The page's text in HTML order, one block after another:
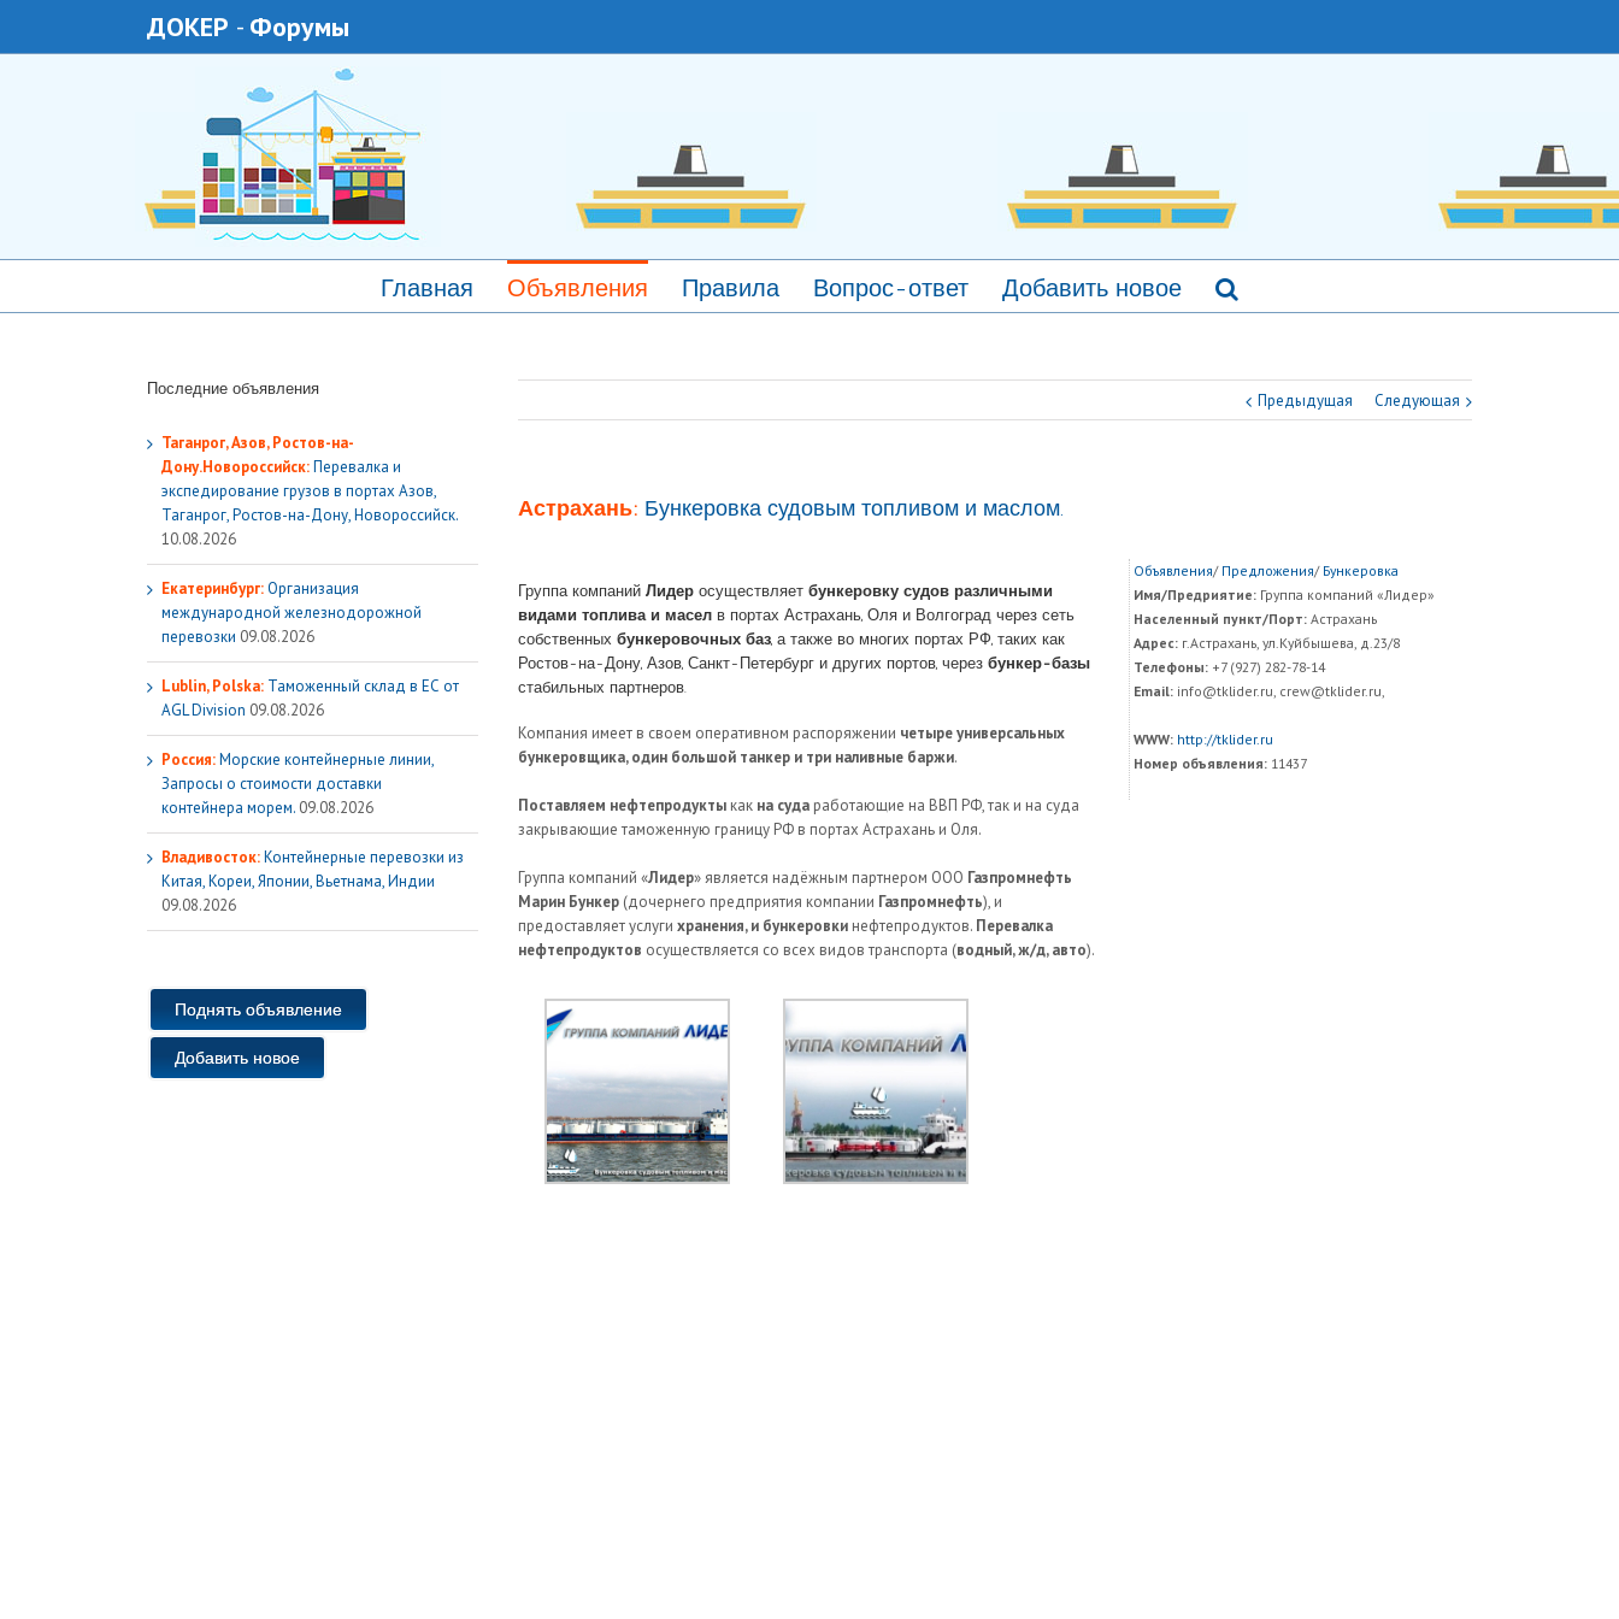
ДОКЕР - Форумы
Главная Объявления Правила Вопрос-ответ Добавить новое
Предыдущая Следующая
Астрахань: Бункеровка судовым топливом и маслом.
Группа компаний Лидер осуществляет бункеровку судов различными
видами топлива и масел в портах Астрахань, Оля и Волгоград через сеть
собственных бункеровочных баз, а также во многих портах РФ, таких как
Ростов-на-Дону, Азов, Санкт-Петербург и других портов, через бункер-базы
стабильных партнеров.
Компания имеет в своем оперативном распоряжении четыре универсальных
бункеровщика, один большой танкер и три наливные баржи.
Поставляем нефтепродукты как на суда работающие на ВВП РФ, так и на суда
закрывающие таможенную границу РФ в портах Астрахань и Оля.
Группа компаний «Лидер» является надёжным партнером ООО Газпромнефть
Марин Бункер (дочернего предприятия компании Газпромнефть), и
предоставляет услуги хранения, и бункеровки нефтепродуктов. Перевалка
нефтепродуктов осуществляется со всех видов транспорта (водный, ж/д, авто).
Объявления/ Предложения/ Бункеровка
Имя/Предриятие: Группа компаний «Лидер»
Населенный пункт/Порт: Астрахань
Адрес: г.Астрахань, ул.Куйбышева, д.23/8
Телефоны: +7 (927) 282-78-14
Email: info@tklider.ru, crew@tklider.ru,
WWW: http://tklider.ru
Номер объявления: 11437
Последние объявления
Таганрог, Азов, Ростов-на-
Дону.Новороссийск:Перевалка и
экспедирование грузов в портах Азов,
Таганрог, Ростов-на-Дону, Новороссийск.
10.08.2026
Екатеринбург:Организация
международной железнодорожной
перевозки 09.08.2026
Lublin, Polska: Таможенный склад в ЕС от
AGL Division 09.08.2026
Россия:Морские контейнерные линии,
Запросы о стоимости доставки
контейнера морем. 09.08.2026
Владивосток:Контейнерные перевозки из
Китая, Кореи, Японии, Вьетнама, Индии
09.08.2026
Поднять объявление
Добавить новое